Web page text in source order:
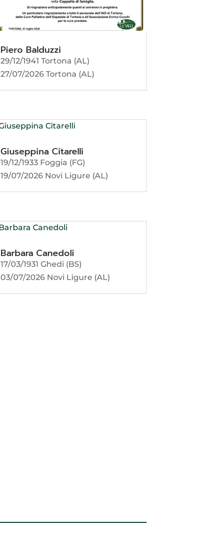
Piero Balduzzi
29/12/1941 Tortona (AL)
27/07/2026 Tortona (AL)
Giuseppina Citarelli
19/12/1933 Foggia (FG)
19/07/2026 Novi Ligure (AL)
Barbara Canedoli
17/03/1931 Ghedi (BS)
03/07/2026 Novi Ligure (AL)